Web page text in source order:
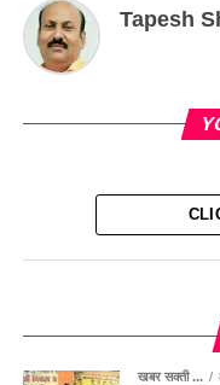
Tapesh
खबर सक्ती ...